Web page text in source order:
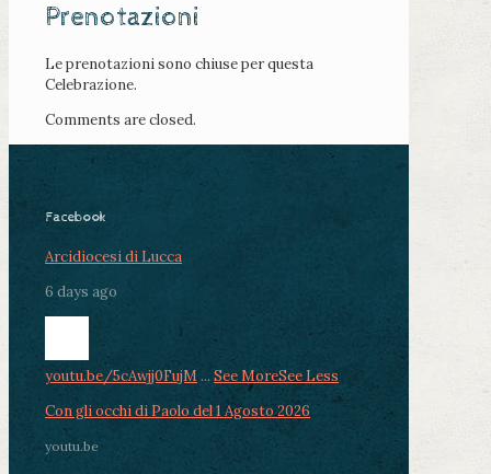
Prenotazioni
Le prenotazioni sono chiuse per questa
Celebrazione.
Comments are closed.
Facebook
Arcidiocesi di Lucca
6 days ago
youtu.be/5cAwjj0FujM ... See MoreSee Less
Con gli occhi di Paolo del 1 Agosto 2026
youtu.be